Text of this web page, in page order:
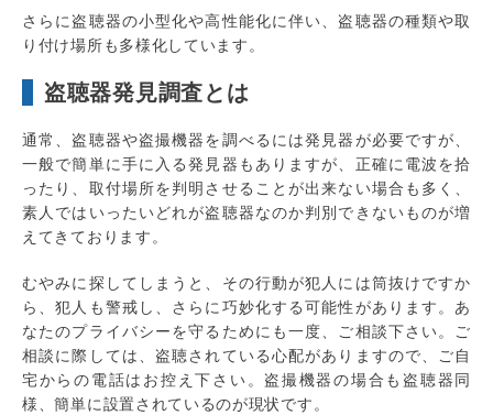
さらに盗聴器の小型化や高性能化に伴い、盗聴器の種類や取
り付け場所も多様化しています。
盗聴器発見調査とは
通常、盗聴器や盗撮機器を調べるには発見器が必要ですが、
一般で簡単に手に入る発見器もありますが、正確に電波を拾
ったり、取付場所を判明させることが出来ない場合も多く、
素人ではいったいどれが盗聴器なのか判別できないものが増
えてきております。
むやみに探してしまうと、その行動が犯人には筒抜けですか
ら、犯人も警戒し、さらに巧妙化する可能性があります。あ
なたのプライバシーを守るためにも一度、ご相談下さい。ご
相談に際しては、盗聴されている心配がありますので、ご自
宅からの電話はお控え下さい。盗撮機器の場合も盗聴器同
様、簡単に設置されているのが現状です。